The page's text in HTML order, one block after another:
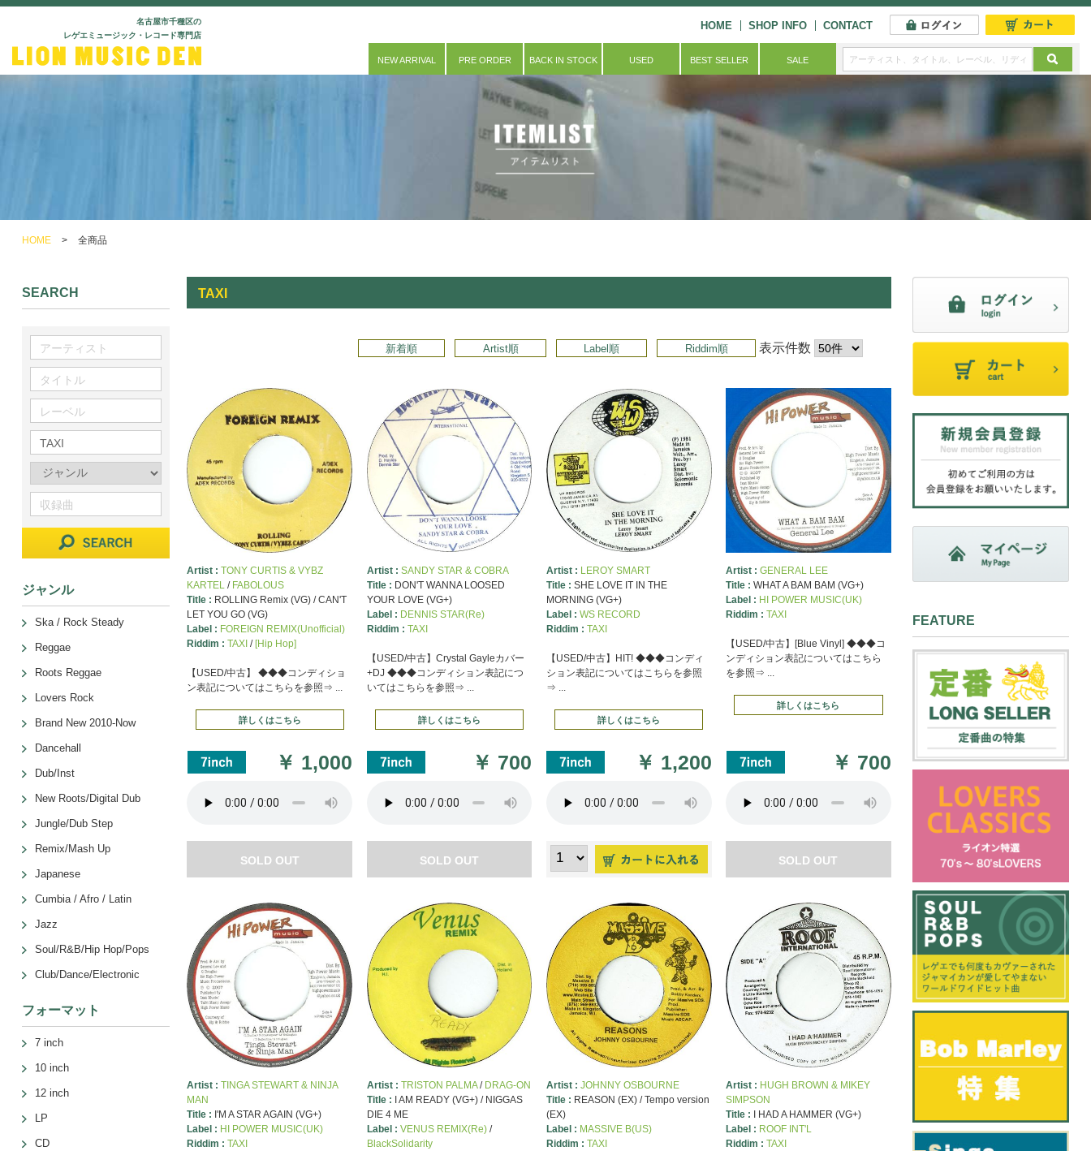
名古屋市千種区の
レゲエミュージック・レコード専門店
HOME SHOP INFO CONTACT
NEW ARRIVAL PRE ORDER BACK IN STOCK USED BEST SELLER SALE
HOME > 全商品
TAXI
新着順 Artist順 Label順 Riddim順 表示件数
Artist :TONY CURTIS & VYBZ
KARTEL / FABOLOUS
Title : ROLLING Remix (VG) / CAN'T
LET YOU GO (VG)
Label : FOREIGN REMIX(Unofficial)
Riddim :TAXI / [Hip Hop]
【USED/中古】 ◆◆◆コンディショ
ン表記についてはこちらを参照⇒ ...
詳しくはこちら
￥ 1,000
SOLD OUT
Artist : SANDY STAR & COBRA
Title : DON'T WANNA LOOSED
YOUR LOVE (VG+)
Label : DENNIS STAR(Re)
Riddim : TAXI
【USED/中古】Crystal Gayleカバー
+DJ ◆◆◆コンディション表記につ
いてはこちらを参照⇒ ...
詳しくはこちら
￥ 700
SOLD OUT
Artist : LEROY SMART
Title : SHE LOVE IT IN THE
MORNING (VG+)
Label : WS RECORD
Riddim : TAXI
【USED/中古】HIT! ◆◆◆コンディ
ション表記についてはこちらを参照
⇒ ...
詳しくはこちら
￥ 1,200
Artist : GENERAL LEE
Title : WHAT A BAM BAM (VG+)
Label : HI POWER MUSIC(UK)
Riddim : TAXI
【USED/中古】[Blue Vinyl] ◆◆◆コ
ンディション表記についてはこちら
を参照⇒ ...
詳しくはこちら
￥ 700
SOLD OUT
Artist :TINGA STEWART & NINJA
MAN
Title : I'M A STAR AGAIN (VG+)
Label : HI POWER MUSIC(UK)
Riddim :TAXI
Artist : TRISTON PALMA/ DRAG-ON
Title :
I AM READY (VG+) / NIGGAS
DIE 4 ME
Label : VENUS REMIX(Re)/
BlackSolidarity
Artist : JOHNNY OSBOURNE
Title : REASON (EX) / Tempo version
(EX)
Label : MASSIVE B(US)
Riddim : TAXI
Artist : HUGH BROWN & MIKEY
SIMPSON
Title :
I HAD A HAMMER (VG+)
Label : ROOF INT'L
Riddim : TAXI
SEARCH
ジャンル
Ska / Rock Steady
Reggae
Roots Reggae
Lovers Rock
Brand New 2010-Now
Dancehall
Dub/Inst
New Roots/Digital Dub
Jungle/Dub Step
Remix/Mash Up
Japanese
Cumbia / Afro / Latin
Jazz
Soul/R&B/Hip Hop/Pops
Club/Dance/Electronic
フォーマット
7 inch
10 inch
12 inch
LP
CD
FEATURE